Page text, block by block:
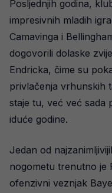
Posljednjih godina,
impresivnih mladih
Camavinga i
dogovorili dolaske
Endricka, čime su
privlačenja vrhunskih
staje tu, već već sada
iduće godine.
Jedan od
nogometu trenutno je
ofenzivni veznjak